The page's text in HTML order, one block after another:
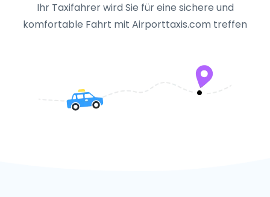
Ihr Taxifahrer wird Sie für eine sichere und
komfortable Fahrt mit Airporttaxis.com treffen